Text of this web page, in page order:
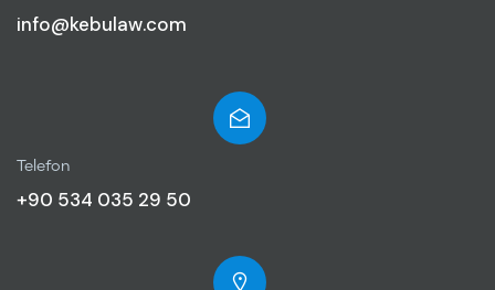
info@kebulaw.com
Telefon
+90 534 035 29 50